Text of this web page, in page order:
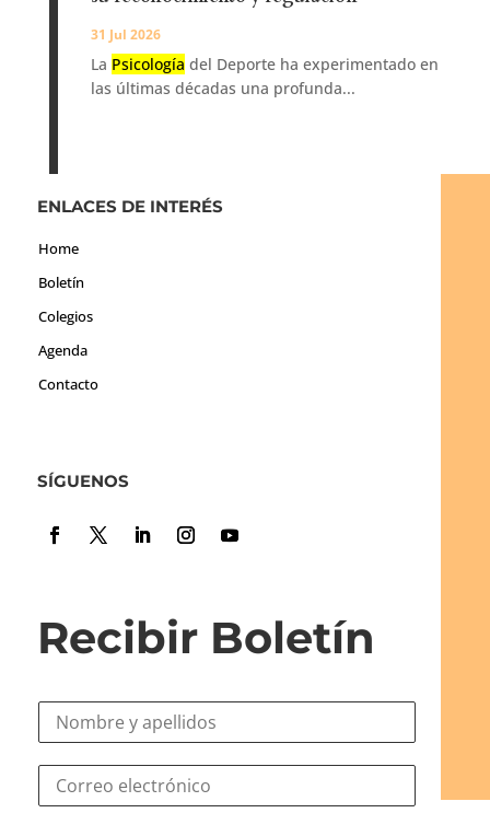
31 Jul 2026
La Psicología del Deporte ha experimentado en
las últimas décadas una profunda...
ENLACES DE INTERÉS
Home
Boletín
Colegios
Agenda
Contacto
SÍGUENOS
Recibir Boletín
N
r
C
C